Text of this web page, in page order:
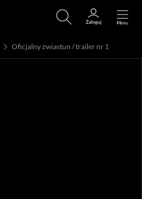
Oficjalny zwiastun / trailer nr 1